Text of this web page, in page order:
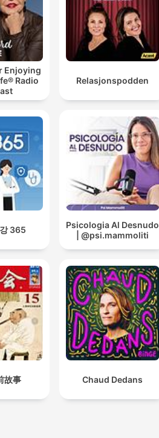
Enjoying
Radio
Relasjonspodden
365
Psicologia Al Desnudo
| @psi.mammoliti
故事 Chaud Dedans